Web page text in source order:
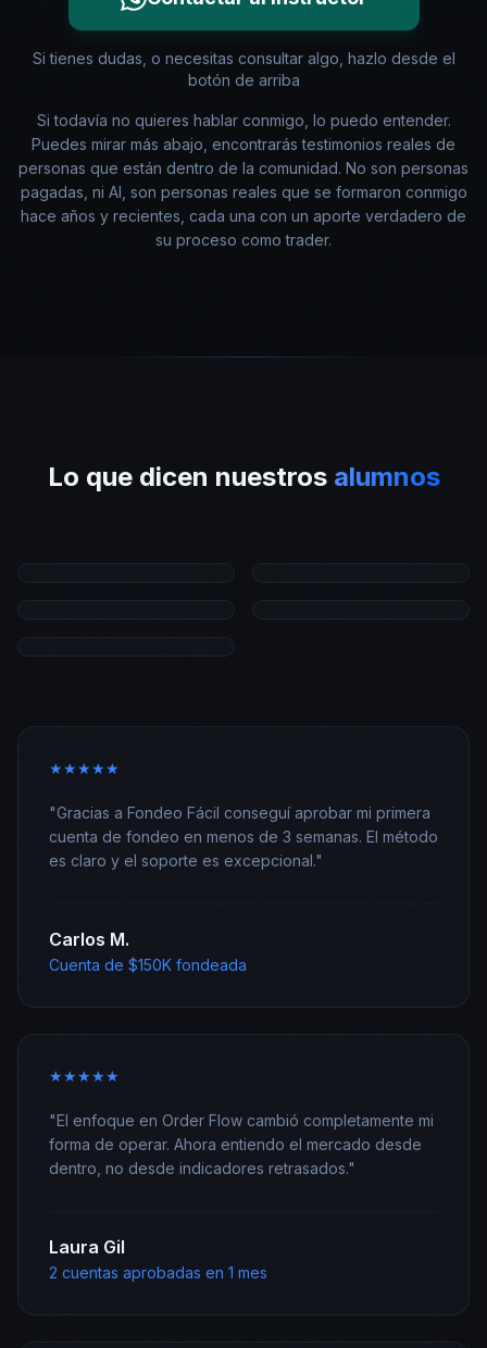
Si tienes dudas, o necesitas consultar algo, hazlo desde el
botón de arriba
Si todavía no quieres hablar conmigo, lo puedo entender.
Puedes mirar más abajo, encontrarás testimonios reales de
personas que están dentro de la comunidad. No son personas
pagadas, ni AI, son personas reales que se formaron conmigo
hace años y recientes, cada una con un aporte verdadero de
su proceso como trader.
Lo que dicen nuestros alumnos
★★★★★
"Gracias a Fondeo Fácil conseguí aprobar mi primera
cuenta de fondeo en menos de 3 semanas. El método
es claro y el soporte es excepcional."
Carlos M.
Cuenta de $150K fondeada
★★★★★
"El enfoque en Order Flow cambió completamente mi
forma de operar. Ahora entiendo el mercado desde
dentro, no desde indicadores retrasados."
Laura Gil
2 cuentas aprobadas en 1 mes